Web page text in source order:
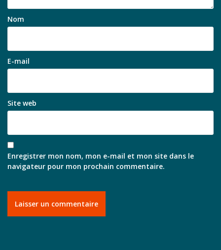
Nom
E-mail
Site web
Enregistrer mon nom, mon e-mail et mon site dans le
navigateur pour mon prochain commentaire.